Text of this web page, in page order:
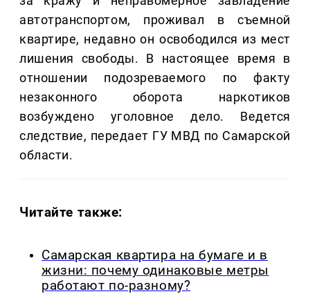
автотранспортом, проживал в съемной
квартире, недавно он освободился из мест
лишения свободы. В настоящее время в
отношении подозреваемого по факту
незаконного оборота наркотиков
возбуждено уголовное дело. Ведется
следствие, передает ГУ МВД по Самарской
области.
Читайте также:
Самарская квартира на бумаге и в
жизни: почему одинаковые метры
работают по-разному?